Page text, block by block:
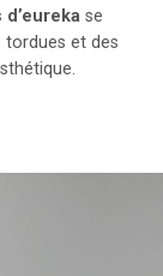
se
et des